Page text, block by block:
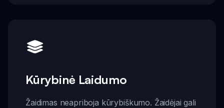
Kūrybinė Laidumo
Žaidimas neapriboja kūrybiškumo. Žaidėjai gali